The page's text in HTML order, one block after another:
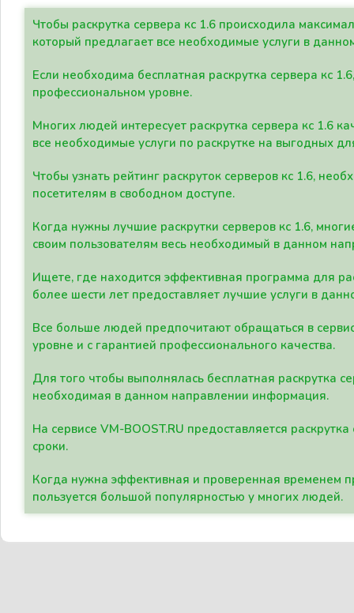
Чтобы раскрутка сервера кс 1.6 происходила
который предлагает все необходимые услуги в
Если необходима бесплатная раскрутка сервера кс
профессиональном уровне.
Многих людей интересует раскрутка сервера кс 1.6
все необходимые услуги по раскрутке на выгодных
Чтобы узнать рейтинг раскруток серверов кс 1.6,
посетителям в свободном доступе.
Когда нужны лучшие раскрутки серверов кс 1.6,
своим пользователям весь необходимый в данном
Ищете, где находится эффективная программа для
более шести лет предоставляет лучшие услуги в
Все больше людей предпочитают обращаться в
уровне и с гарантией профессионального качества.
Для того чтобы выполнялась бесплатная раскрутка
необходимая в данном направлении информация.
На сервисе VM-BOOST.RU предоставляется
сроки.
Когда нужна эффективная и проверенная временем
пользуется большой популярностью у многих людей.